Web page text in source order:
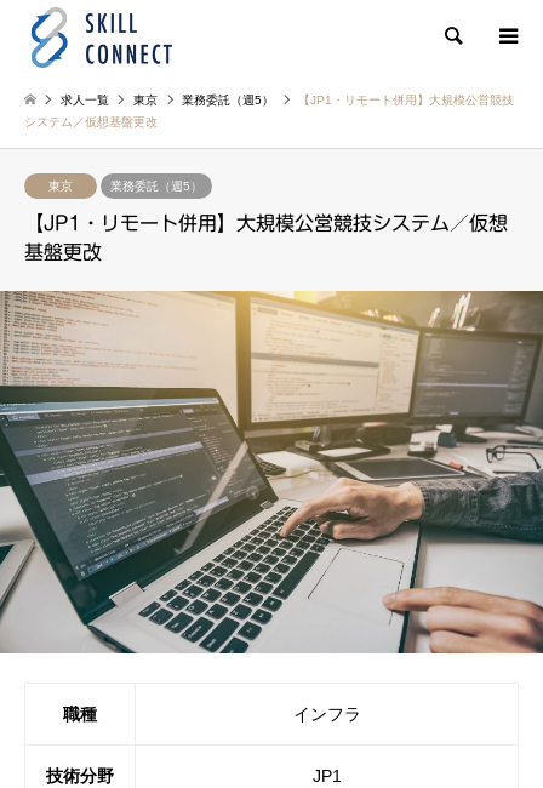
検索
求人一覧 東京 業務委託（週5）
【JP1・リモート併用】大規模公営競技
システム／仮想基盤更改
東京 業務委託（週5）
【JP1・リモート併用】大規模公営競技システム／仮想
基盤更改
職種 インフラ
技術分野 JP1